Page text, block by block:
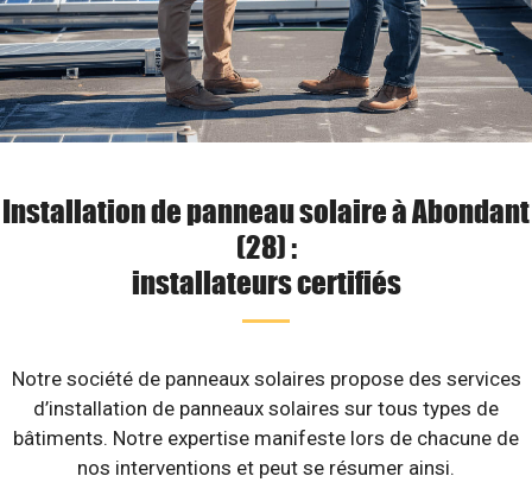
Installation de panneau solaire à Abondant
(28) :
installateurs certifiés
Notre société de panneaux solaires propose des services
d’installation de panneaux solaires sur tous types de
bâtiments. Notre expertise manifeste lors de chacune de
nos interventions et peut se résumer ainsi.